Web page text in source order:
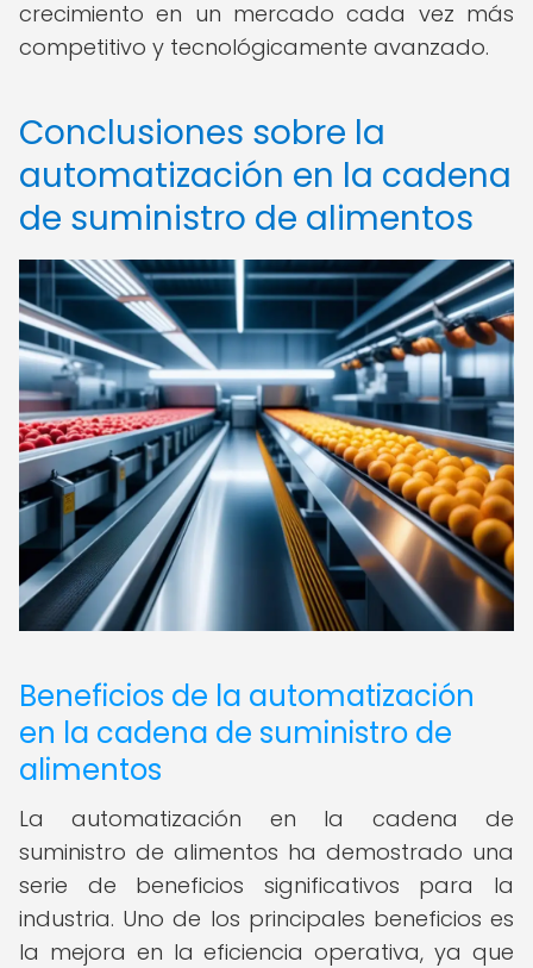
crecimiento en un mercado cada vez más
competitivo y tecnológicamente avanzado.
Conclusiones sobre la
automatización en la cadena
de suministro de alimentos
Beneficios de la automatización
en la cadena de suministro de
alimentos
La automatización en la cadena de
suministro de alimentos ha demostrado una
serie de beneficios significativos para la
industria. Uno de los principales beneficios es
la mejora en la eficiencia operativa, ya que